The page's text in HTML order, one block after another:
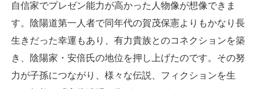
自信家でプレゼン能力が高かった人物像が想像できま
す。陰陽道第一人者で同年代の賀茂保憲よりもかなり長
生きだった幸運もあり、有力貴族とのコネクションを築
き、陰陽家・安倍氏の地位を押し上げたのです。その努
力が子孫につながり、様々な伝説、フィクションを生